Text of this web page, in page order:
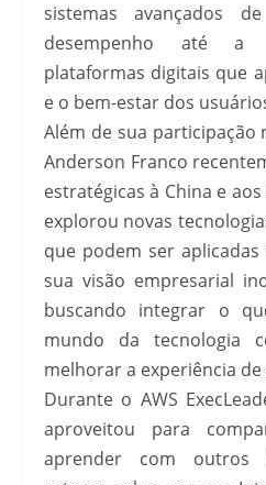
sistemas avançados
desempenho até a
plataformas digitais que
e o bem-estar dos
Além de sua participação
Anderson Franco
estratégicas à China e
explorou novas
que podem ser
sua visão empresarial
buscando integrar o
mundo da tecnologia
melhorar a experiência de
Durante o AWS
aproveitou para
aprender com outros